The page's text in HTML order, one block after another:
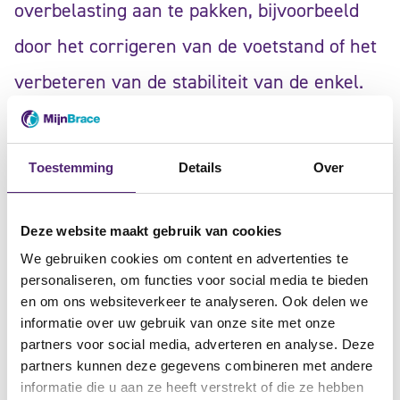
Toestemming Details Over
Deze website maakt gebruik van cookies
We gebruiken cookies om content en advertenties te
personaliseren, om functies voor social media te bieden
en om ons websiteverkeer te analyseren. Ook delen we
informatie over uw gebruik van onze site met onze
partners voor social media, adverteren en analyse. Deze
partners kunnen deze gegevens combineren met andere
informatie die u aan ze heeft verstrekt of die ze hebben
overbelasting aan te pakken, bijvoorbeeld
door het corrigeren van de voetstand of het
verbeteren van de stabiliteit van de enkel.
Een enkelbrace speelt een cruciale rol in het
herstelproces. De brace biedt de nodige
voorkomen van verdere overbelasting.
Hierdoor wordt de pees ontlast, wat het
herstel versnelt en de kans op herhaling
van de blessure vermindert.